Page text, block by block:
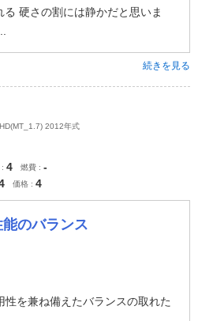
硬さの割には静かだと思いま
続きを見る
2012年式
4 燃費 -
価格 4
のバランス
を兼ね備えたバランスの取れた